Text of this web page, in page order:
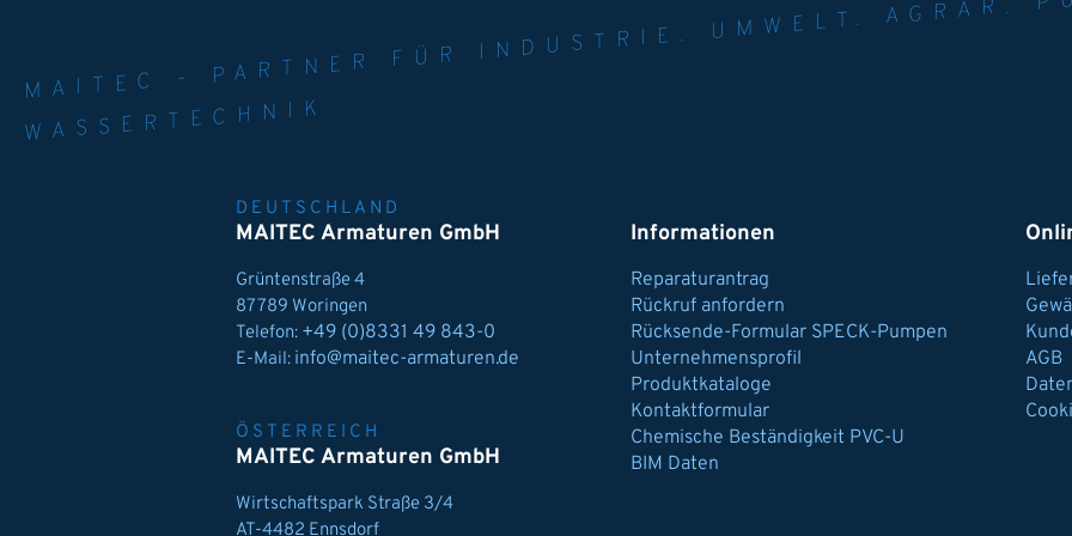
MAITEC - PARTNER FÜR
WELT. AGRAR.
MPEN
WASSERTECHNIK
DEUTSCHLAND
MAITEC Armaturen GmbH
Grüntenstraße 4
87789 Woringen
Telefon: +49 (0)8331 49 843-0
E-Mail: info@maitec-armaturen.de
ÖSTERREICH
MAITEC Armaturen GmbH
Wirtschaftspark Straße 3/4
AT-4482 Ennsdorf
Informationen
Reparaturantrag
Rückruf anfordern
Rücksende-Formular SPECK-Pumpen
Unternehmensprofil
Produktkataloge
Kontaktformular
Chemische Beständigkeit PVC-U
BIM Daten
AGB